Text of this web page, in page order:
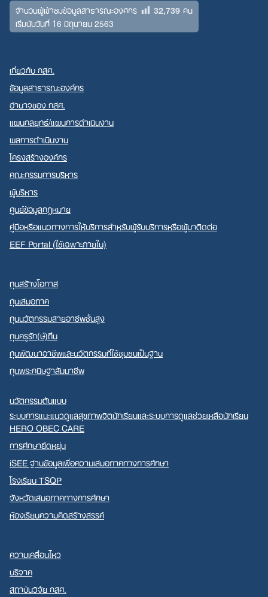
จำนวนผู้เข้าชมข้อมูลสาธารณะองค์กร 32,739คน
เริ่มนับวันที่ 16 มิถุนายน 2563
เกี่ยวกับ กสศ.
ข้อมูลสาธารณะองค์กร
อำนาจของ กสศ.
แผนกลยุทธ์/แผนการดำเนินงาน
ผลการดำเนินงาน
โครงสร้างองค์กร
คณะกรรมการบริหาร
ผู้บริหาร
ศูนย์ข้อมูลกฎหมาย
คู่มือหรือแนวทางการให้บริการสำหรับผู้รับบริการหรือผู้มาติดต่อ
EEF Portal (ใช้เฉพาะภายใน)
ทุนสร้างโอกาส
ทุนเสมอภาค
ทุนนวัตกรรมสายอาชีพชั้นสูง
ทุนครูรัก(ษ์)ถิ่น
ทุนพัฒนาอาชีพและนวัตกรรมที่ใช้ชุมชนเป็นฐาน
ทุนพระกนิษฐาสัมมาชีพ
นวัตกรรมต้นแบบ
ระบบการแนะแนวดูแลสุขภาพจิตนักเรียนและระบบการดูแลช่วยเหลือนักเรียน
HERO OBEC CARE
การศึกษายืดหยุ่น
iSEE ฐานข้อมูลเพื่อความเสมอภาคทางการศึกษา
โรงเรียน TSQP
จังหวัดเสมอภาคทางการศึกษา
ห้องเรียนความคิดสร้างสรรค์
ความเคลื่อนไหว
บริจาค
สถาบันวิจัย กสศ.